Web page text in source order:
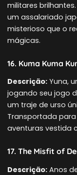
militares
um assalariado
misterioso que o
mágicas.
16. Kuma Kuma
Descrição: Yuna,
jogando seu jogo
um traje de urso
Transportada
aventuras vestida
17. The Misfit of
Descrição: Anos